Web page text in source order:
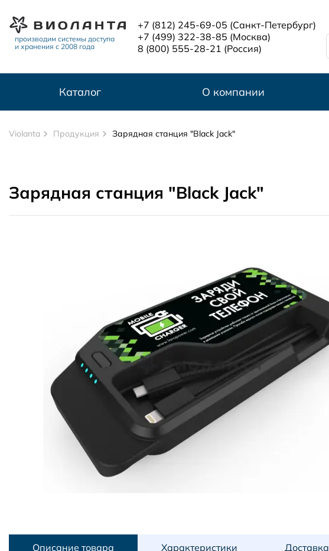
производим системы доступа
и хранения с 2008 года
+7 (812) 245-69-05 (Санкт-Петербург)
+7 (499) 322-38-85 (Москва)
8 (800) 555-28-21 (Россия)
Каталог О компании
Violanta Продукция Зарядная станция "Black Jack"
Зарядная станция "Black Jack"
Описание товара Характеристики Доставка